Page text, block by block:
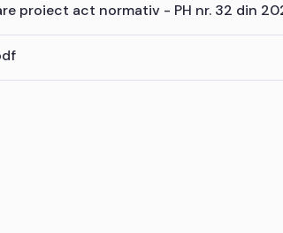
proiect act normativ - PH nr. 32 din